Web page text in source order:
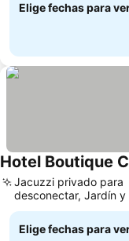
Elige fechas para
Hotel Boutique
Jacuzzi privado para
desconectar, Jardín y
para relajarte
Elige fechas para